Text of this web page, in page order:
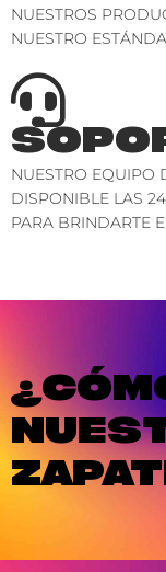
NUESTROS
NUESTRO
NUESTRO EQUIPO
DISPONIBLE LAS
PARA BRINDARTE